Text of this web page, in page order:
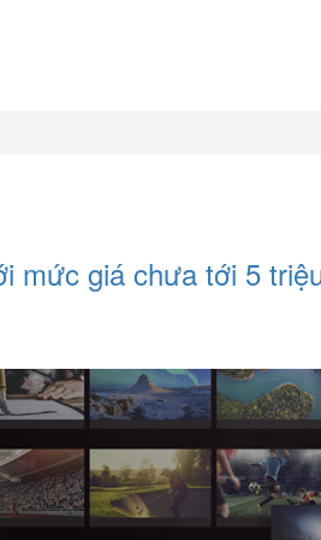
mức giá chưa tới 5